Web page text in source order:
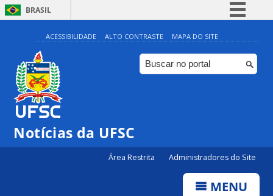
BRASIL
Simplifique!
Comunica BR
Participe
ACESSIBILIDADE ALTO CONTRASTE MAPA DO SITE
Notícias da UFSC
Área Restrita Administradores do Site
MENU